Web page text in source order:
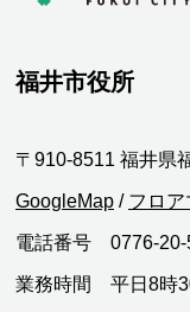
福井市役所
〒910-8511 福井県
GoogleMap / フロ
電話番号 0776-20-
業務時間 平日8時